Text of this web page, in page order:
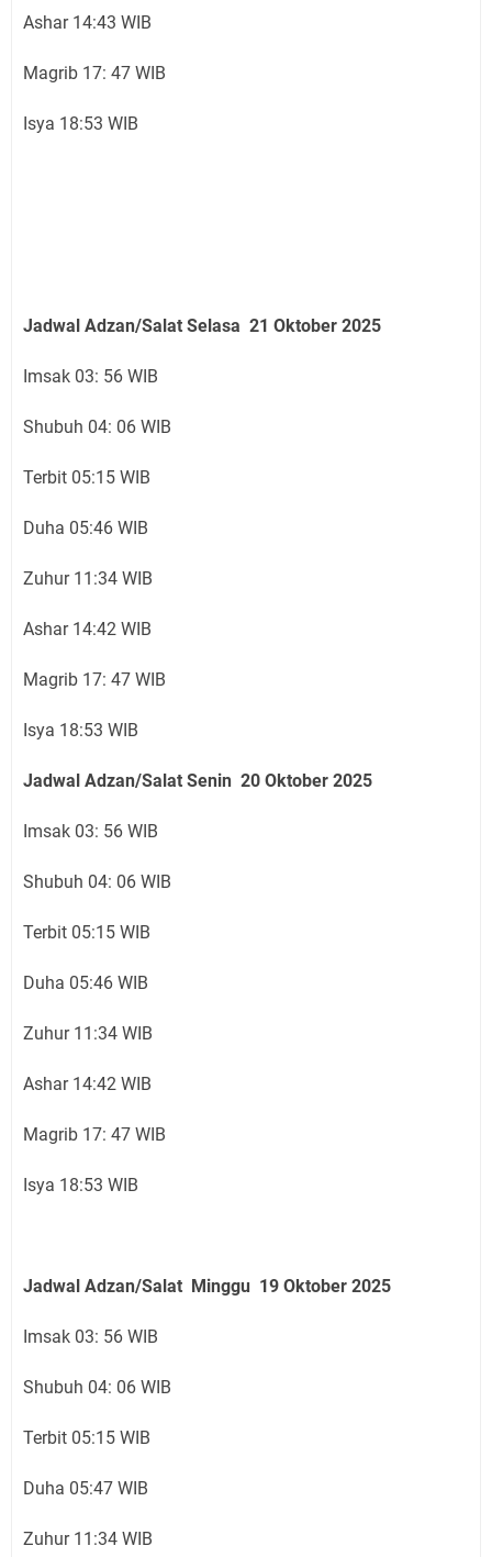
Ashar 14:43 WIB
Magrib 17: 47 WIB
Isya 18:53 WIB
Jadwal Adzan/Salat Selasa 21 Oktober 2025
Imsak 03: 56 WIB
Shubuh 04: 06 WIB
Terbit 05:15 WIB
Duha 05:46 WIB
Zuhur 11:34 WIB
Ashar 14:42 WIB
Magrib 17: 47 WIB
Isya 18:53 WIB
Jadwal Adzan/Salat Senin 20 Oktober 2025
Imsak 03: 56 WIB
Shubuh 04: 06 WIB
Terbit 05:15 WIB
Duha 05:46 WIB
Zuhur 11:34 WIB
Ashar 14:42 WIB
Magrib 17: 47 WIB
Isya 18:53 WIB
Jadwal Adzan/Salat Minggu 19 Oktober 2025
Imsak 03: 56 WIB
Shubuh 04: 06 WIB
Terbit 05:15 WIB
Duha 05:47 WIB
Zuhur 11:34 WIB